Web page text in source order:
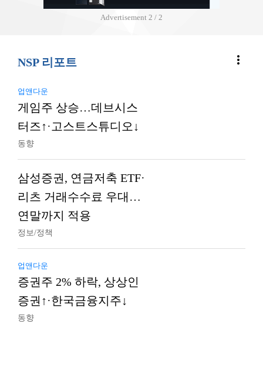
Advertisement 2 / 2
NSP 리포트 more_vert
업앤다운
게임주 상승…데브시스
터즈↑·고스트스튜디오↓
동향
삼성증권, 연금저축 ETF·
리츠 거래수수료 우대…
연말까지 적용
정보/정책
업앤다운
증권주 2% 하락, 상상인
증권↑·한국금융지주↓
동향